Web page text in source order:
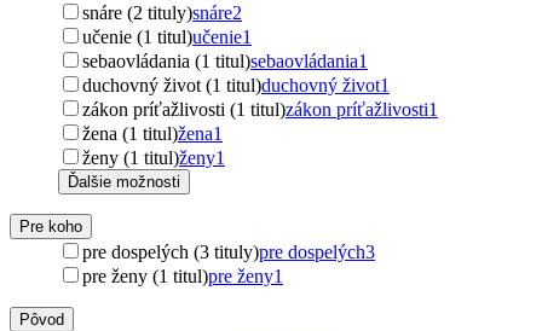
snáre (2 tituly)snáre2
učenie (1 titul)učenie1
sebaovládania (1 titul)sebaovládania1
duchovný život (1 titul)duchovný život1
zákon príťažlivosti (1 titul)zákon príťažlivosti1
žena (1 titul)žena1
ženy (1 titul)ženy1
Ďalšie možnosti
Pre koho
pre dospelých (3 tituly)pre dospelých3
pre ženy (1 titul)pre ženy1
Pôvod